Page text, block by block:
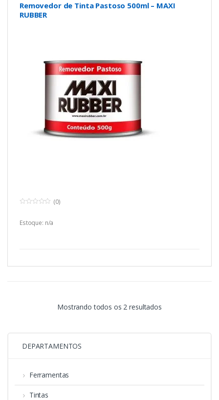
Removedor de Tinta Pastoso 500ml – MAXI
RUBBER
u
(0)
Estoque: n/a
Mostrando todos os 2 resultadosClassificado
DEPARTAMENTOS
Ferramentas
Tintas